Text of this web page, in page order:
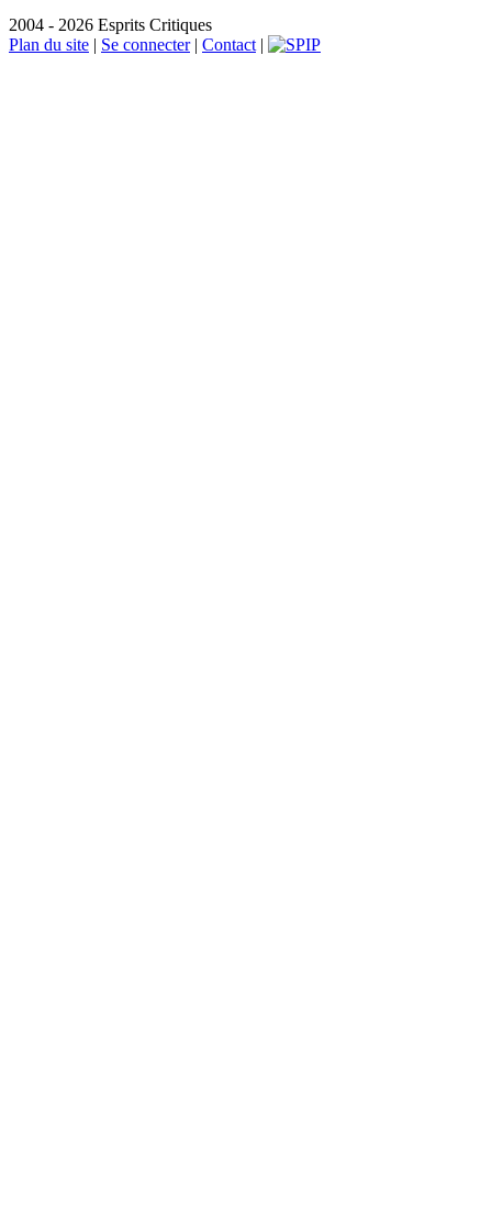
2004 - 2026 Esprits Critiques
Plan du site | Se connecter| Contact |